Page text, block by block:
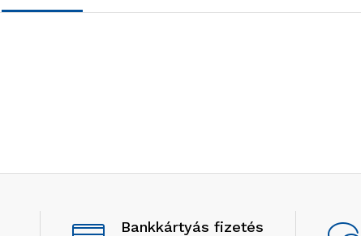
Bankkártyás fizetés